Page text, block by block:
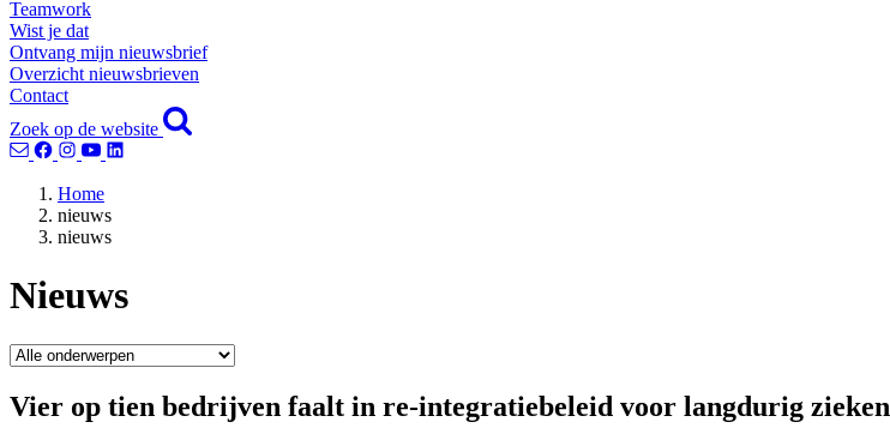
Teamwork
Wist je dat
Ontvang mijn nieuwsbrief
Overzicht nieuwsbrieven
Contact
Zoek op de website
Home
nieuws
nieuws
Nieuws
Vier op tien bedrijven faalt in re-integratiebeleid voor langdurig zieken